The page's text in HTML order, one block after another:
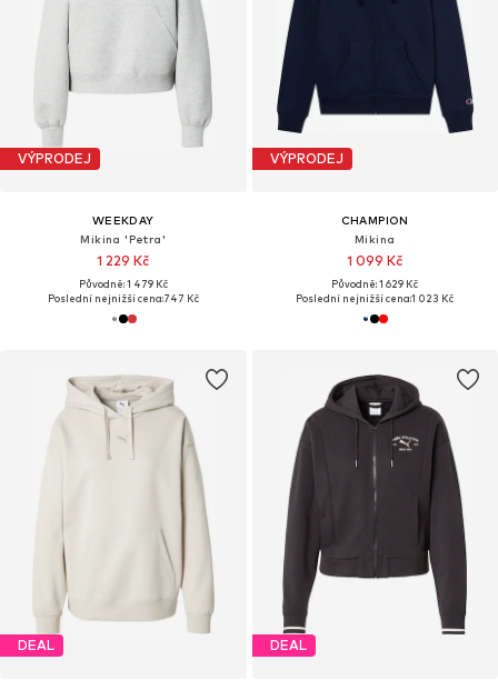
VÝPRODEJ
WEEKDAY
Mikina 'Petra'
1 229 Kč
Původně: 1 479 Kč
Poslední nejnižší cena:747 Kč
VÝPRODEJ
CHAMPION
Mikina
1 099 Kč
Původně: 1 629 Kč
Poslední nejnižší cena:1 023 Kč
DEAL DEAL